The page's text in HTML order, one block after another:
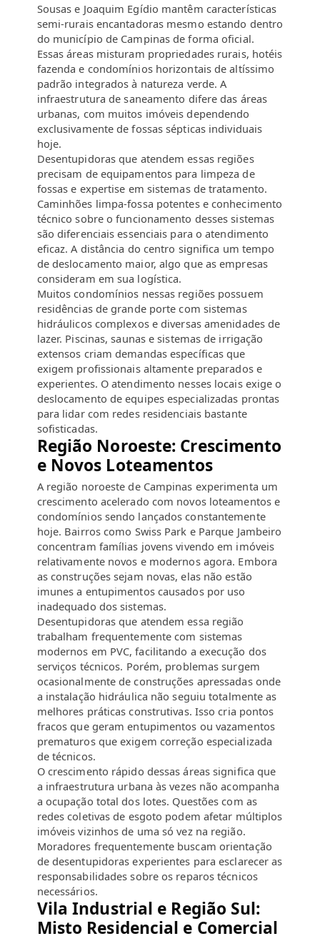
Sousas e Joaquim Egídio mantêm características
semi-rurais encantadoras mesmo estando dentro
do município de Campinas de forma oficial.
Essas áreas misturam propriedades rurais, hotéis
fazenda e condomínios horizontais de altíssimo
padrão integrados à natureza verde. A
infraestrutura de saneamento difere das áreas
urbanas, com muitos imóveis dependendo
exclusivamente de fossas sépticas individuais
hoje.
Desentupidoras que atendem essas regiões
precisam de equipamentos para limpeza de
fossas e expertise em sistemas de tratamento.
Caminhões limpa-fossa potentes e conhecimento
técnico sobre o funcionamento desses sistemas
são diferenciais essenciais para o atendimento
eficaz. A distância do centro significa um tempo
de deslocamento maior, algo que as empresas
consideram em sua logística.
Muitos condomínios nessas regiões possuem
residências de grande porte com sistemas
hidráulicos complexos e diversas amenidades de
lazer. Piscinas, saunas e sistemas de irrigação
extensos criam demandas específicas que
exigem profissionais altamente preparados e
experientes. O atendimento nesses locais exige o
deslocamento de equipes especializadas prontas
para lidar com redes residenciais bastante
sofisticadas.
Região Noroeste: Crescimento
e Novos Loteamentos
A região noroeste de Campinas experimenta um
crescimento acelerado com novos loteamentos e
condomínios sendo lançados constantemente
hoje. Bairros como Swiss Park e Parque Jambeiro
concentram famílias jovens vivendo em imóveis
relativamente novos e modernos agora. Embora
as construções sejam novas, elas não estão
imunes a entupimentos causados por uso
inadequado dos sistemas.
Desentupidoras que atendem essa região
trabalham frequentemente com sistemas
modernos em PVC, facilitando a execução dos
serviços técnicos. Porém, problemas surgem
ocasionalmente de construções apressadas onde
a instalação hidráulica não seguiu totalmente as
melhores práticas construtivas. Isso cria pontos
fracos que geram entupimentos ou vazamentos
prematuros que exigem correção especializada
de técnicos.
O crescimento rápido dessas áreas significa que
a infraestrutura urbana às vezes não acompanha
a ocupação total dos lotes. Questões com as
redes coletivas de esgoto podem afetar múltiplos
imóveis vizinhos de uma só vez na região.
Moradores frequentemente buscam orientação
de desentupidoras experientes para esclarecer as
responsabilidades sobre os reparos técnicos
necessários.
Vila Industrial e Região Sul:
Misto Residencial e Comercial